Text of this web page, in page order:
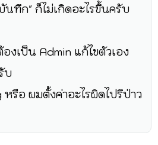
นทึก" ก็ไม่เกิดอะไรขึ้นครับ
งเป็น Admin แก้ไขตัวเอง
บ
หรือ ผมตั้งค่าอะไรผิดไปรึป่าว